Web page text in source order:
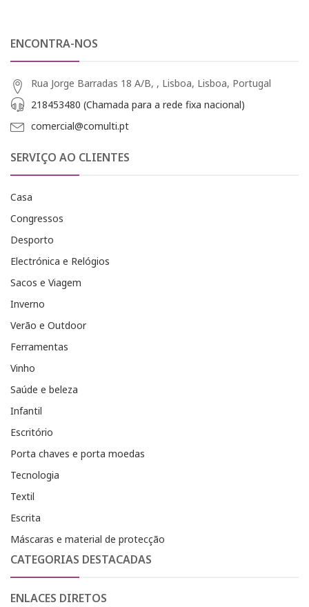
ENCONTRA-NOS
Rua Jorge Barradas 18 A/B, , Lisboa, Lisboa, Portugal
218453480 (Chamada para a rede fixa nacional)
comercial@comulti.pt
SERVIÇO AO CLIENTES
Casa
Congressos
Desporto
Electrónica e Relógios
Sacos e Viagem
Inverno
Verão e Outdoor
Ferramentas
Vinho
Saúde e beleza
Infantil
Escritório
Porta chaves e porta moedas
Tecnologia
Textil
Escrita
Máscaras e material de protecção
CATEGORIAS DESTACADAS
ENLACES DIRETOS